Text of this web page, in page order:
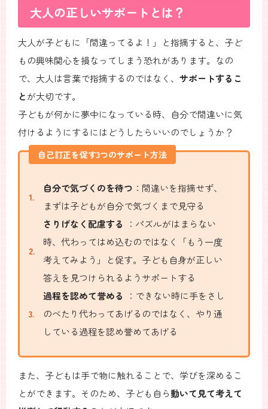
大人の正しいサポートとは？
大人が子どもに「間違ってるよ！」と指摘すると、子ど
もの興味関心を損なってしまう恐れがあります。なの
で、大人は言葉で指摘するのではなく、 サポートするこ
とが大切です。
子どもが何かに夢中になっている時、自分で間違いに気
付けるようにするにはどうしたらいいのでしょうか？
自己訂正を促す3つのサポート方法
自分で気づくのを待つ ：間違いを指摘せず、
まずは子どもが自分で気づくまで見守る
さりげなく配慮する
：パズルがはまらない
時、代わってはめ込むのではなく「もう一度
考えてみよう」と促す。子ども自身が正しい
答えを見つけられるようサポートする
過程を認めて誉める
：できない時に手をさし
のべたり代わってあげるのではなく、やり通
している過程を認め誉めてあげる
また、子どもは手で物に触れることで、学びを深めるこ
とができます。そのため、子ども自ら動いて見て考えて